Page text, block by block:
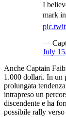
I
mark
—
July
Anche Captain
1.000 dollari. In un
prolungata
intrapreso un
discendente e ha
possibile rally